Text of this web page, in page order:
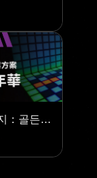
단체 패키지：골든 카니발